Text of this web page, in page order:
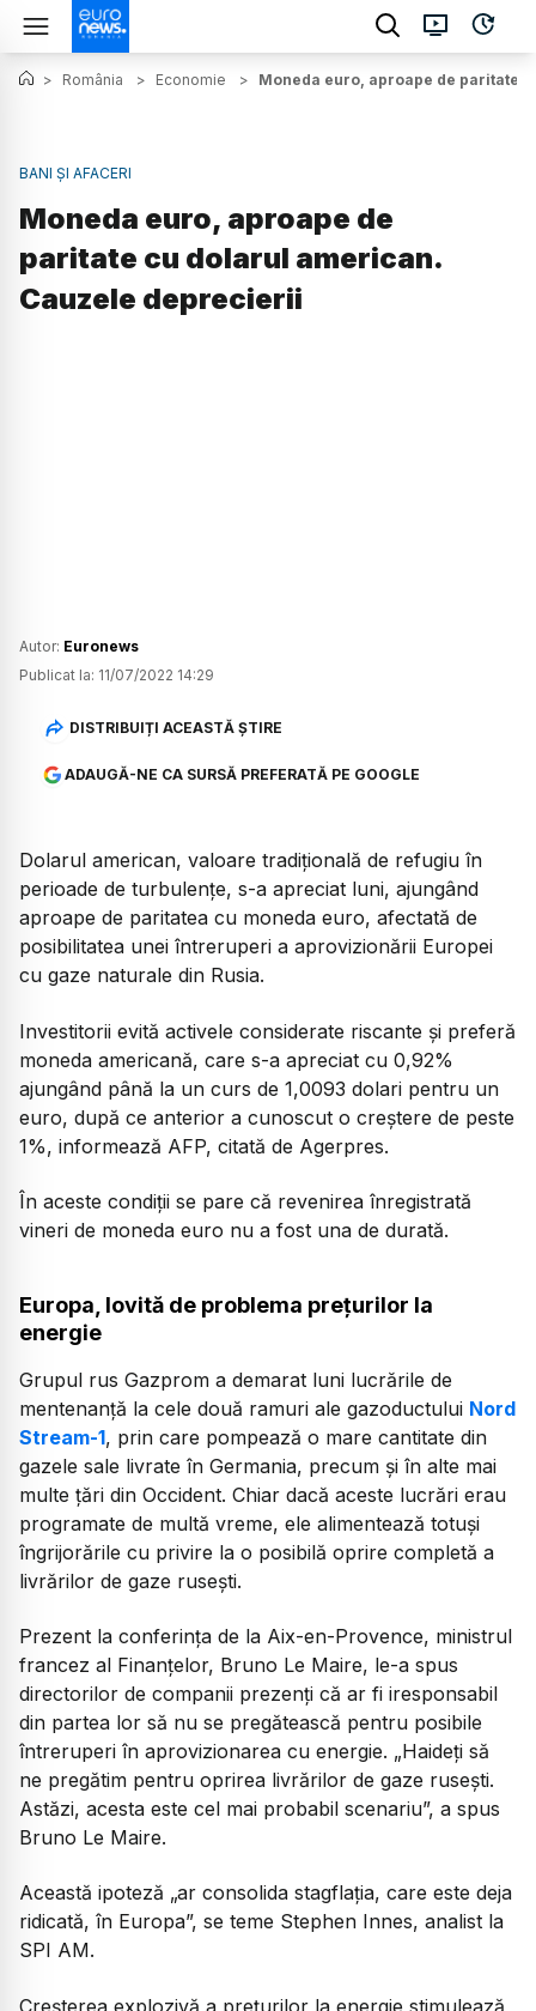
> România > Economie > Moneda euro, aproape de paritate
BANI ȘI AFACERI
Moneda euro, aproape de
paritate cu dolarul american.
Cauzele deprecierii
Autor: Euronews
Publicat la: 11/07/2022 14:29
DISTRIBUIȚI ACEASTĂ ȘTIRE
ADAUGĂ-NE CA SURSĂ PREFERATĂ PE GOOGLE
Dolarul american, valoare tradiţională de refugiu în
perioade de turbulenţe, s-a apreciat luni, ajungând
aproape de paritatea cu moneda euro, afectată de
posibilitatea unei întreruperi a aprovizionării Europei
cu gaze naturale din Rusia.
Investitorii evită activele considerate riscante şi preferă
moneda americană, care s-a apreciat cu 0,92%
ajungând până la un curs de 1,0093 dolari pentru un
euro, după ce anterior a cunoscut o creştere de peste
1%, informează AFP, citată de Agerpres.
În aceste condiţii se pare că revenirea înregistrată
vineri de moneda euro nu a fost una de durată.
Europa, lovită de problema prețurilor la
energie
Grupul rus Gazprom a demarat luni lucrările de
mentenanţă la cele două ramuri ale gazoductului Nord
Stream-1, prin care pompează o mare cantitate din
gazele sale livrate în Germania, precum şi în alte mai
multe ţări din Occident. Chiar dacă aceste lucrări erau
programate de multă vreme, ele alimentează totuşi
îngrijorările cu privire la o posibilă oprire completă a
livrărilor de gaze ruseşti.
Prezent la conferinţa de la Aix-en-Provence, ministrul
francez al Finanţelor, Bruno Le Maire, le-a spus
directorilor de companii prezenţi că ar fi iresponsabil
din partea lor să nu se pregătească pentru posibile
întreruperi în aprovizionarea cu energie. „Haideţi să
ne pregătim pentru oprirea livrărilor de gaze ruseşti.
Astăzi, acesta este cel mai probabil scenariu”, a spus
Bruno Le Maire.
Această ipoteză „ar consolida stagflaţia, care este deja
ridicată, în Europa”, se teme Stephen Innes, analist la
SPI AM.
Creşterea explozivă a preţurilor la energie stimulează